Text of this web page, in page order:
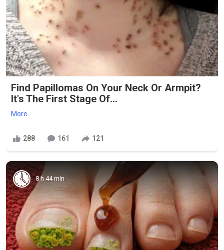
Find Papillomas On Your Neck Or Armpit?
It's The First Stage Of...
More
288 161 121
8 h 44 min